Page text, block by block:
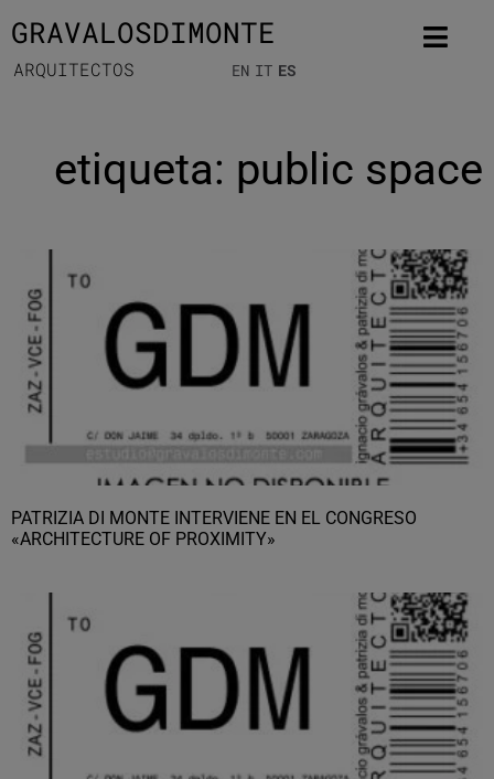
GRAVALOSDIMONTE
ARQUITECTOS EN IT ES
etiqueta: public space
PATRIZIA DI MONTE INTERVIENE EN EL CONGRESO
«ARCHITECTURE OF PROXIMITY»